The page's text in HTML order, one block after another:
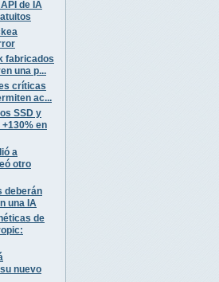
de IA
fabricados
una p...
críticas
ac...
SSD y
en
a
otro
deberán
una IA
de
nuevo